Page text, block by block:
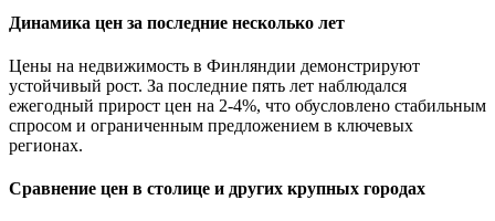
Динамика цен за последние несколько лет
Цены на недвижимость в Финляндии демонстрируют
устойчивый рост. За последние пять лет наблюдался
ежегодный прирост цен на 2-4%, что обусловлено стабильным
спросом и ограниченным предложением в ключевых
регионах.
Сравнение цен в столице и других крупных городах